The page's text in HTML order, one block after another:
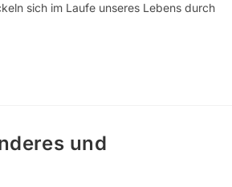
sich im Laufe unseres Lebens durch
und